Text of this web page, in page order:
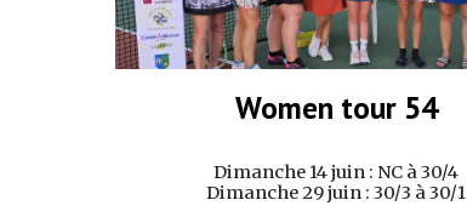
Women tour 54
Dimanche 14 juin : NC à 30/4
Dimanche 29 juin : 30/3 à 30/1